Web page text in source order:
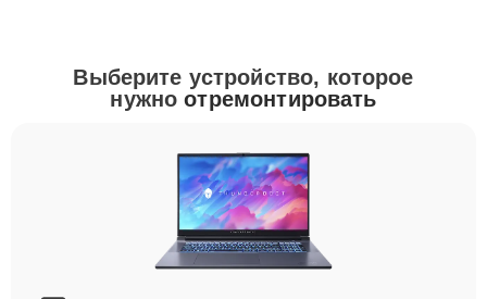
Выберите устройство, которое
нужноотремонтировать